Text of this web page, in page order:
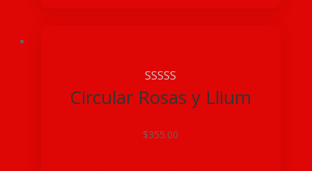
Circular Rosas y Llium
$355.00